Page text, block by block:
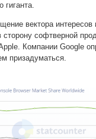
гиганта.
вектора интересов
сторону софтверной
Компании Google
призадуматься.